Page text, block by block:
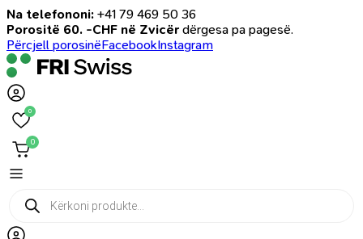
Na telefononi: +41 79 469 50 36
Porositë 60. -CHF në Zvicër dërgesa pa pagesë.
Përcjell porosinëFacebookInstagram
0
0
Products
search